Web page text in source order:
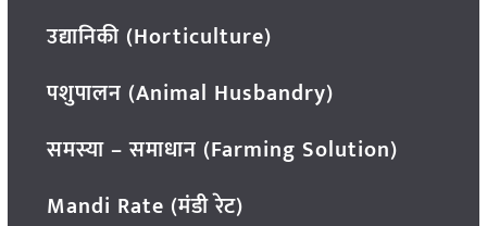
उद्यानिकी (Horticulture)
पशुपालन (Animal Husbandry)
समस्या – समाधान (Farming Solution)
Mandi Rate (मंडी रेट)